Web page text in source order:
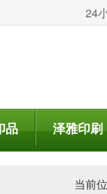
24
品 泽雅印刷
当前